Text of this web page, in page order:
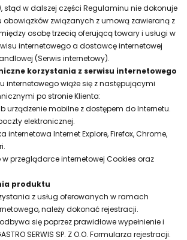
stąd w dalszej części Regulaminu nie dokonuje
obowiązków związanych z umową zawieraną z
osobę trzecią oferującą towary i usługi w
internetowego a dostawcę internetowej
(Serwis internetowy).
korzystania z serwisu internetowego
internetowego wiąże się z następującymi
po stronie Klienta:
urządzenie mobilne z dostępem do Internetu.
elektronicznej.
internetowa Internet Explore, Firefox, Chrome,
w przeglądarce internetowej Cookies oraz
produktu
z usług oferowanych w ramach
należy dokonać rejestracji.
się poprzez prawidłowe wypełnienie i
SERWIS SP. Z O.O. Formularza rejestracji.